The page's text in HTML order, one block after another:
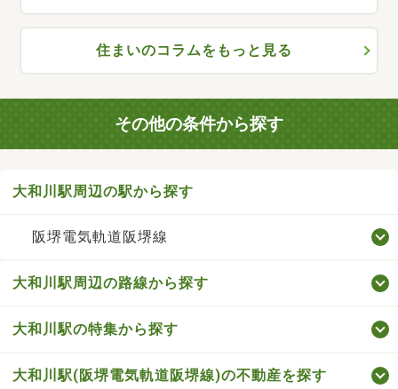
住まいのコラムをもっと見る
その他の条件から探す
大和川駅周辺の駅から探す
阪堺電気軌道阪堺線
大和川駅周辺の路線から探す
大和川駅の特集から探す
大和川駅(阪堺電気軌道阪堺線)の不動産を探す